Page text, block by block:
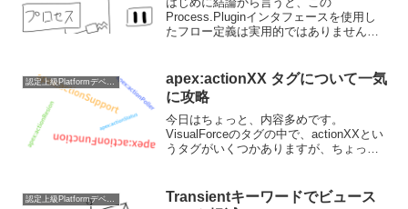
Process.Pluginインタフェースを使用し
たフロー定義は実用的ではありません。
したフロー定義の方が上位互換にあた
り、わざわざPro...
apex:actionXX タグについて一気
に攻略
今日はちょっと、内容多めです。
VisualForceのタグの中で、actionXXとい
うタグがいくつかありますが、ちょっと
のかこのページで整理しました。
Transientキーワードでビュース